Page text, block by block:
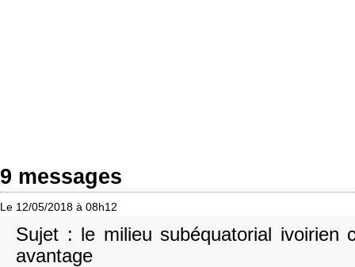
9 messages
Le 12/05/2018 à 08h12
Sujet : le milieu subéquatorial ivoirien
avantage